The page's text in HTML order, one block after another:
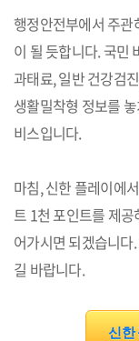
행정안전부에서 주관
이 될 듯합니다. 국민
과태료, 일반 건강검
생활밀착형 정보를
비스입니다.
마침, 신한 플레이에
트 1천 포인트를 제
어가시면 되겠습니
길 바랍니다.
신한